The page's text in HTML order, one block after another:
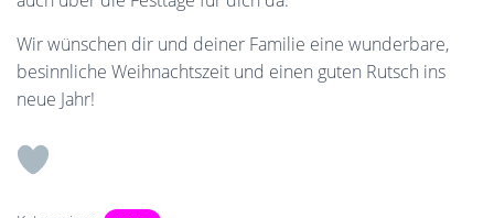
Wir wünschen dir und deiner Familie eine wunderbare,
besinnliche Weihnachtszeit und einen guten Rutsch ins
neue Jahr!